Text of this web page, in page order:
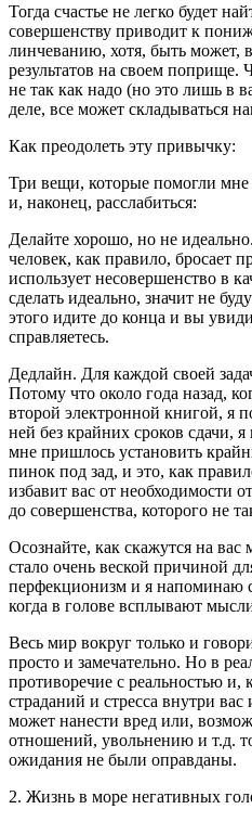
Тогда счастье не легко будет
совершенству приводит к
линчеванию, хотя, быть может,
результатов на своем поприще.
не так как надо (но это лишь в
деле, все может складываться
Как преодолеть эту привычку:
Три вещи, которые помогли
и, наконец, расслабиться:
Делайте хорошо, но не
человек, как правило, бросает
использует несовершенство в
сделать идеально, значит не
этого идите до конца и вы
справляетесь.
Дедлайн. Для каждой своей
Потому что около года назад,
второй электронной книгой, я
ней без крайних сроков сдачи,
мне пришлось установить
пинок под зад, и это, как
избавит вас от необходимости
до совершенства, которого не
Осознайте, как скажутся на
стало очень веской причиной
перфекционизм и я напоминаю
когда в голове всплывают
Весь мир вокруг только и
просто и замечательно. Но в
противоречие с реальностью
страданий и стресса внутри
может нанести вред или,
отношений, увольнению и т.д.
ожидания не были оправданы.
2. Жизнь в море негативных